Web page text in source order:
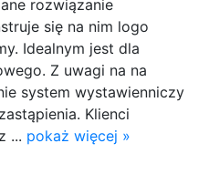
rozwiązanie
się na nim logo
Idealnym jest dla
Z uwagi na na
system wystawienniczy
Klienci
... pokaż więcej »